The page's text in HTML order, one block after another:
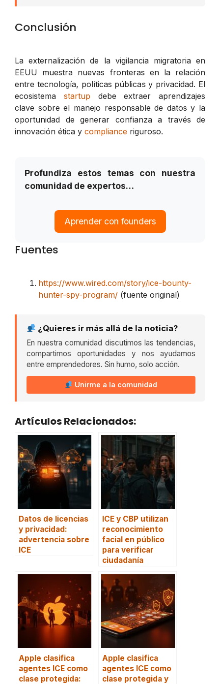
Conclusión
La externalización de la vigilancia migratoria en
EEUU muestra nuevas fronteras en la relación
entre tecnología, políticas públicas y privacidad. El
ecosistema startup debe extraer aprendizajes
clave sobre el manejo responsable de datos y la
oportunidad de generar confianza a través de
innovación ética y compliance riguroso.
Profundiza estos temas con nuestra
comunidad de expertos…
Aprender con founders
Fuentes
https://www.wired.com/story/ice-bounty-
hunter-spy-program/ (fuente original)
¿Quieres ir más allá de la noticia?
En nuestra comunidad discutimos las tendencias,
compartimos oportunidades y nos ayudamos
entre emprendedores. Sin humo, solo acción.
Unirme a la comunidad
Artículos Relacionados:
Datos de licencias
y privacidad:
advertencia sobre
ICE
ICE y CBP utilizan
reconocimiento
facial en público
para verificar
ciudadanía
Apple clasifica
agentes ICE como
clase protegida:
Apple clasifica
agentes ICE como
clase protegida y